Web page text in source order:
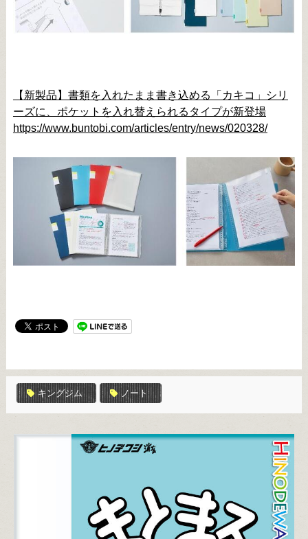
【新製品】書類を入れたまま書き込める「カキコ」シリ
ーズに、ポケットを入れ替えられるタイプが新登場
https://www.buntobi.com/articles/entry/news/020328/
キングジム ノート